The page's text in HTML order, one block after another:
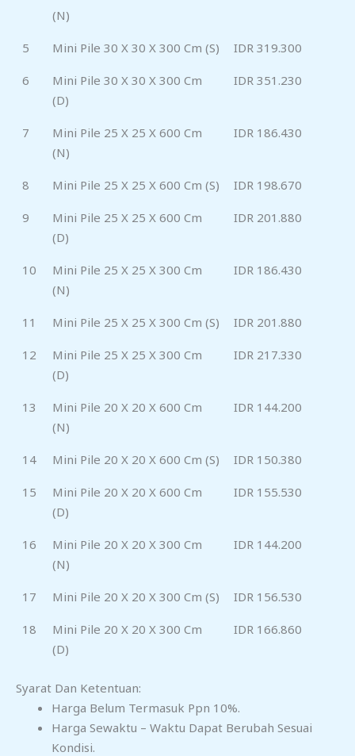
(N)
5 Mini Pile 30 X 30 X 300 Cm (S) IDR 319.300
6
Mini Pile 30 X 30 X 300 Cm
(D)
IDR 351.230
7
Mini Pile 25 X 25 X 600 Cm
(N)
IDR 186.430
8 Mini Pile 25 X 25 X 600 Cm (S) IDR 198.670
9
Mini Pile 25 X 25 X 600 Cm
(D)
IDR 201.880
10
Mini Pile 25 X 25 X 300 Cm
(N)
IDR 186.430
11 Mini Pile 25 X 25 X 300 Cm (S) IDR 201.880
12
Mini Pile 25 X 25 X 300 Cm
(D)
IDR 217.330
13
Mini Pile 20 X 20 X 600 Cm
(N)
IDR 144.200
14 Mini Pile 20 X 20 X 600 Cm (S) IDR 150.380
15
Mini Pile 20 X 20 X 600 Cm
(D)
IDR 155.530
16
Mini Pile 20 X 20 X 300 Cm
(N)
IDR 144.200
17 Mini Pile 20 X 20 X 300 Cm (S) IDR 156.530
18
Mini Pile 20 X 20 X 300 Cm
(D)
IDR 166.860
Syarat Dan Ketentuan:
Harga Belum Termasuk Ppn 10%.
Harga Sewaktu – Waktu Dapat Berubah Sesuai
Kondisi.